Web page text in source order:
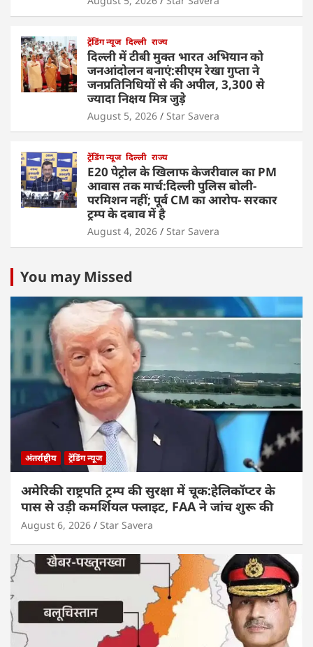
ट्रेंडिंग न्यूज दिल्ली राज्य
दिल्ली में टीबी मुक्त भारत अभियान को
जनआंदोलन बनाएं:सीएम रेखा गुप्ता ने
जनप्रतिनिधियों से की अपील, 3,300 से
ज्यादा निक्षय मित्र जुड़े
August 5, 2026 Star Savera
ट्रेंडिंग न्यूज दिल्ली राज्य
E20 पेट्रोल के खिलाफ केजरीवाल का PM
आवास तक मार्च:दिल्ली पुलिस बोली-
परमिशन नहीं; पूर्व CM का आरोप- सरकार
ट्रम्प के दबाव में है
August 4, 2026 Star Savera
You may Missed
अंतर्राष्ट्रीय ट्रेंडिंग न्यूज
अमेरिकी राष्ट्रपति ट्रम्प की सुरक्षा में चूक:हेलिकॉप्टर के
पास से उड़ी कमर्शियल फ्लाइट, FAA ने जांच शुरू की
August 6, 2026 Star Savera